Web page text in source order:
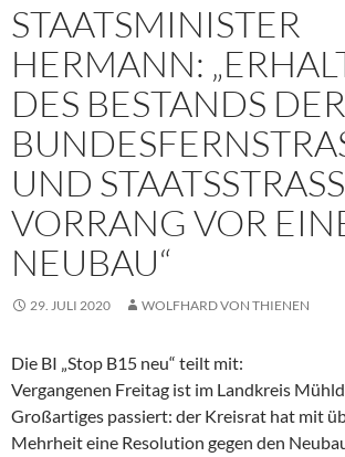
STAATSMINISTER
HERMANN:
DES BESTANDS DER
ND
RRANG VOR EINEN
UBAU“
29. JULI 2020 WOLFHARD VON THIENEN
Die BI „Stop B15 neu“ teilt mit:
Vergangenen Freitag ist im Landkreis
Großartiges passiert: der Kreisrat hat mit
Mehrheit eine Resolution gegen den